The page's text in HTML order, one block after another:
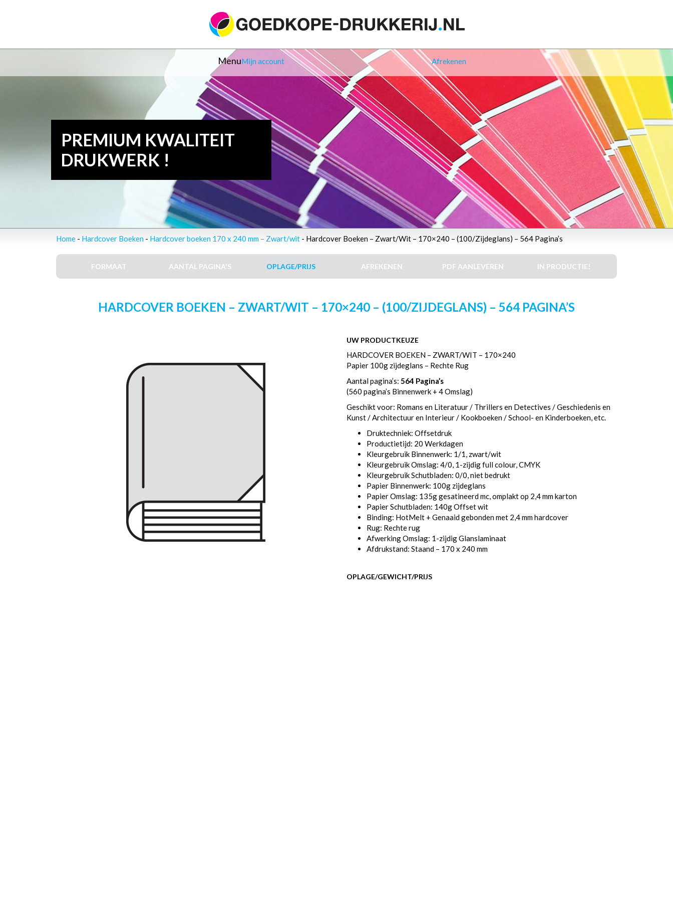
MenuMijn account Afrekenen
PREMIUM KWALITEIT
DRUKWERK !
Home - Hardcover Boeken - Hardcover boeken 170 x 240 mm – Zwart/wit - Hardcover Boeken – Zwart/Wit – 170×240 – (100/Zijdeglans) – 564 Pagina’s
FORMAAT AANTAL PAGINA'S OPLAGE/PRIJS AFREKENEN PDF AANLEVEREN IN PRODUCTIE!
HARDCOVER BOEKEN – ZWART/WIT – 170×240 – (100/ZIJDEGLANS) – 564 PAGINA’S
UW PRODUCTKEUZE
HARDCOVER BOEKEN – ZWART/WIT – 170×240
Papier 100g zijdeglans – Rechte Rug
Aantal pagina’s: 564 Pagina’s
(560 pagina’s Binnenwerk + 4 Omslag)
Geschikt voor: Romans en Literatuur / Thrillers en Detectives / Geschiedenis en
Kunst / Architectuur en Interieur / Kookboeken / School- en Kinderboeken, etc.
Druktechniek: Offsetdruk
Productietijd: 20 Werkdagen
Kleurgebruik Binnenwerk: 1/1, zwart/wit
Kleurgebruik Omslag: 4/0, 1-zijdig full colour, CMYK
Kleurgebruik Schutbladen: 0/0, niet bedrukt
Papier Binnenwerk: 100g zijdeglans
Papier Omslag: 135g gesatineerd mc, omplakt op 2,4 mm karton
Papier Schutbladen: 140g Offset wit
Binding: HotMelt + Genaaid gebonden met 2,4 mm hardcover
Rug: Rechte rug
Afwerking Omslag: 1-zijdig Glanslaminaat
Afdrukstand: Staand – 170 x 240 mm
OPLAGE/GEWICHT/PRIJS